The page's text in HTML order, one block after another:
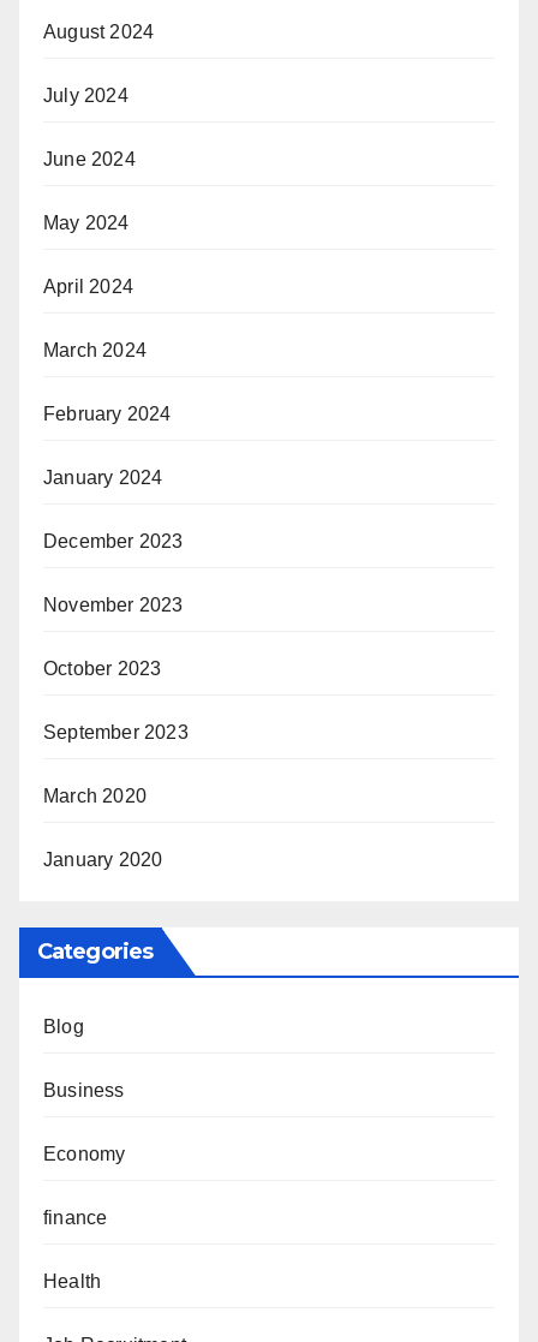
August 2024
July 2024
June 2024
May 2024
April 2024
March 2024
February 2024
January 2024
December 2023
November 2023
October 2023
September 2023
March 2020
January 2020
Categories
Blog
Business
Economy
finance
Health